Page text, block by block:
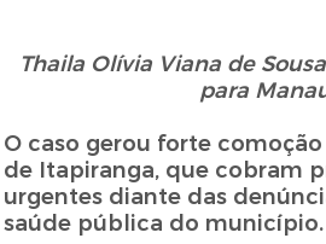
Thaila Olívia Viana de
para
O caso gerou forte
de Itapiranga, que cobram
urgentes diante das
saúde pública do município.